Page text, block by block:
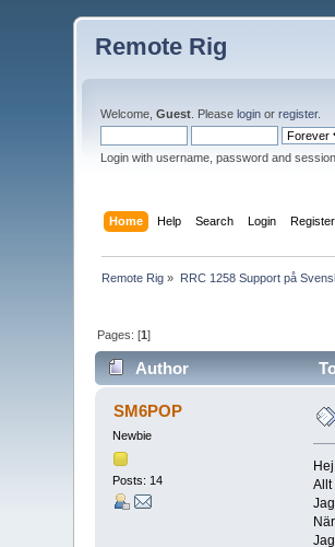
Remote Rig
Welcome,Guest . Pleaselogin orregister.
Login with username, password and
Home Help Search Login Register
Remote Rig » RRC 1258 Support på
Pages: [1]
Author
SM6POP
Newbie
Posts: 14
Allt